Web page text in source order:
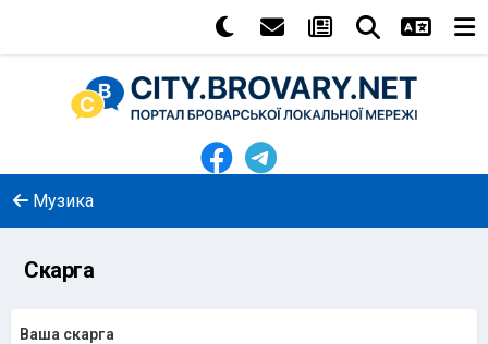
Музика
Скарга
Ваша скарга